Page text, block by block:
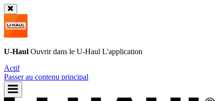
U-Haul Ouvrir dans le U-Haul L'application
Actif
Passer au contenu principal